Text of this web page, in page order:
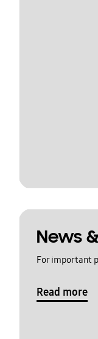
News
For important
Read more